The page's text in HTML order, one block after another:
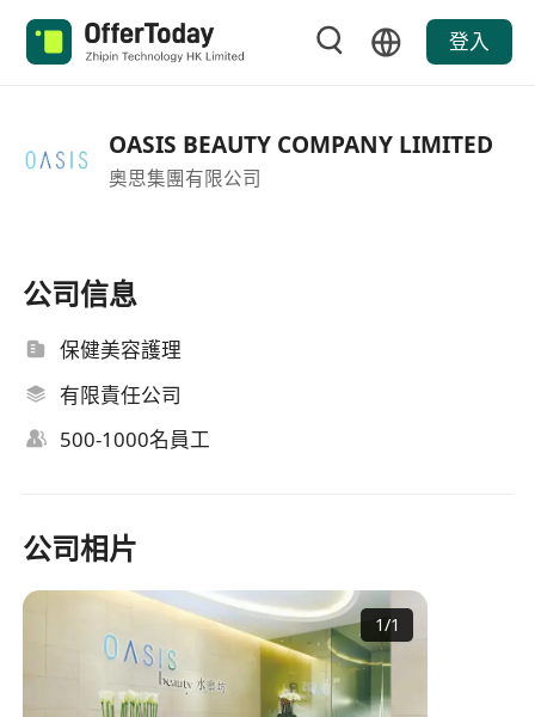
登入
OASIS BEAUTY COMPANY LIMITED
奧思集團有限公司
公司信息
保健美容護理
有限責任公司
500-1000名員工
公司相片
1/1